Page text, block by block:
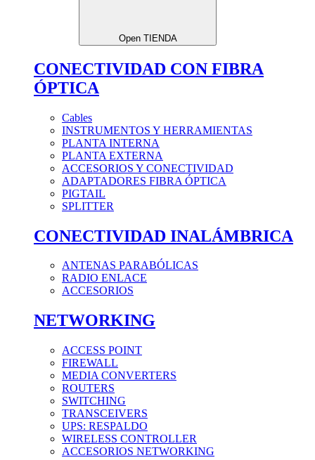
Open TIENDA
CONECTIVIDAD CON FIBRA
ÓPTICA
Cables
INSTRUMENTOS Y HERRAMIENTAS
PLANTA INTERNA
PLANTA EXTERNA
ACCESORIOS Y CONECTIVIDAD
ADAPTADORES FIBRA ÓPTICA
PIGTAIL
SPLITTER
CONECTIVIDAD INALÁMBRICA
ANTENAS PARABÓLICAS
RADIO ENLACE
ACCESORIOS
NETWORKING
ACCESS POINT
FIREWALL
MEDIA CONVERTERS
ROUTERS
SWITCHING
TRANSCEIVERS
UPS: RESPALDO
WIRELESS CONTROLLER
ACCESORIOS NETWORKING